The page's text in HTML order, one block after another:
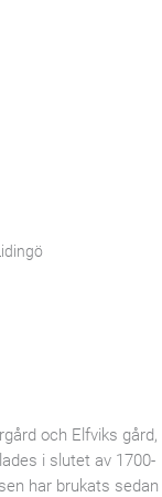
och Elfviks gård,
i slutet av 1700-
har brukats sedan